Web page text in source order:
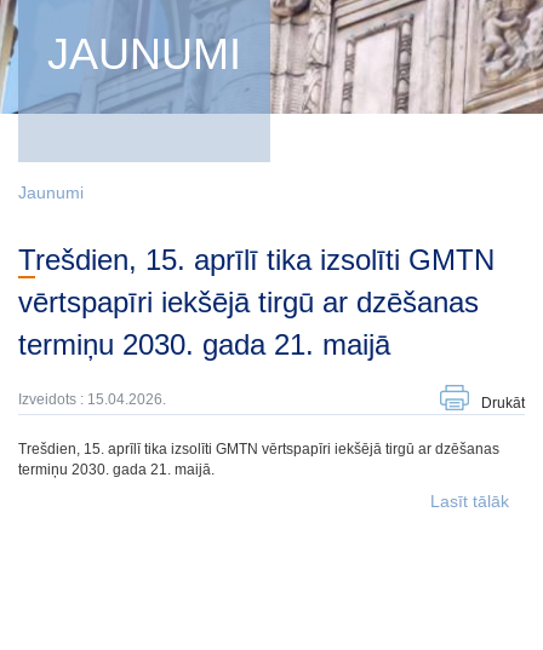
JAUNUMI
Jaunumi
Trešdien, 15. aprīlī tika izsolīti GMTN
vērtspapīri iekšējā tirgū ar dzēšanas
termiņu 2030. gada 21. maijā
Izveidots : 15.04.2026. Drukāt
Trešdien, 15. aprīlī tika izsolīti GMTN vērtspapīri iekšējā tirgū ar dzēšanas
termiņu 2030. gada 21. maijā.
Lasīt tālāk